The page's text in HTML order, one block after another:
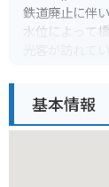
鉄道廃止に伴
水位によって
月から2月に
渡ることがで
基本情報